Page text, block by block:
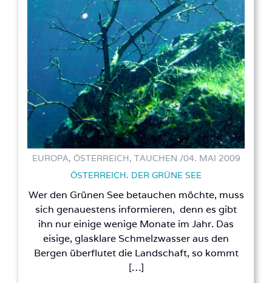
EUROPA, ÖSTERREICH, TAUCHEN /04. MAI 2009
ÖSTERREICH. DER GRÜNE SEE
Wer den Grünen See betauchen möchte, muss
sich genauestens informieren, denn es gibt
ihn nur einige wenige Monate im Jahr. Das
eisige, glasklare Schmelzwasser aus den
Bergen überflutet die Landschaft, so kommt
[…]